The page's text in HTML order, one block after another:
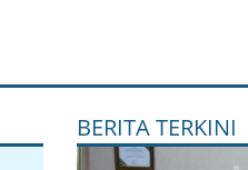
BERITA TERKINI